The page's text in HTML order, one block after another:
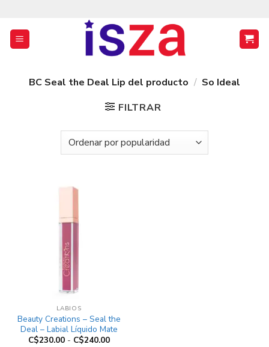
contenido
BC Seal the Deal Lip del producto / So Ideal
FILTRAR
LABIOS
Beauty Creations – Seal the
Deal – Labial Líquido Mate
C$230.00 - C$240.00Rango